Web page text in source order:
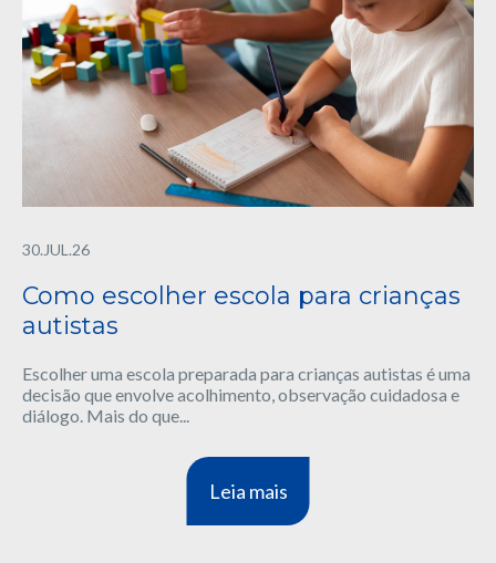
30.JUL.26
Como escolher escola para crianças
autistas
Escolher uma escola preparada para crianças autistas é uma
decisão que envolve acolhimento, observação cuidadosa e
diálogo. Mais do que...
Leia mais